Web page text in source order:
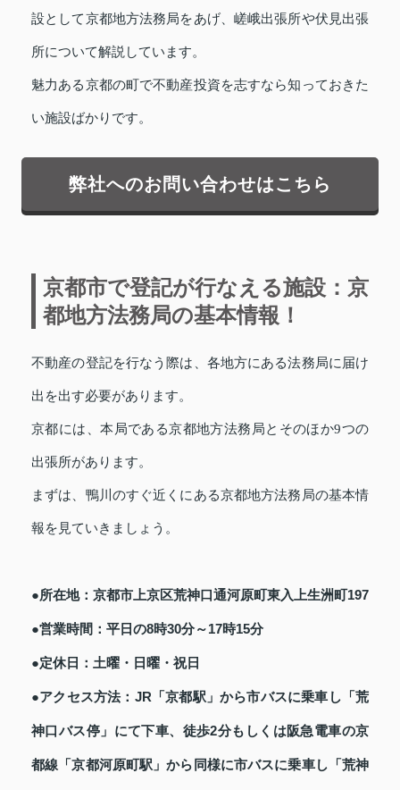
設として京都地方法務局をあげ、嵯峨出張所や伏見出張
所について解説しています。
魅力ある京都の町で不動産投資を志すなら知っておきた
い施設ばかりです。
弊社へのお問い合わせはこちら
京都市で登記が行なえる施設：京
都地方法務局の基本情報！
不動産の登記を行なう際は、各地方にある法務局に届け
出を出す必要があります。
京都には、本局である京都地方法務局とそのほか9つの
出張所があります。
まずは、鴨川のすぐ近くにある京都地方法務局の基本情
報を見ていきましょう。
●所在地：京都市上京区荒神口通河原町東入上生洲町197
●営業時間：平日の8時30分～17時15分
●定休日：土曜・日曜・祝日
●アクセス方法：JR「京都駅」から市バスに乗車し「荒
神口バス停」にて下車、徒歩2分もしくは阪急電車の京
都線「京都河原町駅」から同様に市バスに乗車し「荒神